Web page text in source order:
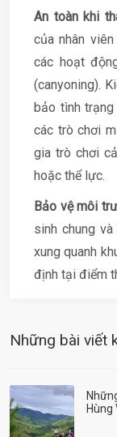
An toàn khi
của nhân
các hoạt
(canyoning).
bảo tình
các trò chơi
gia trò chơi
hoặc thể lực.
Bảo vệ môi
sinh chung
xung quanh
định tại điểm
Những bài viết
Hùng